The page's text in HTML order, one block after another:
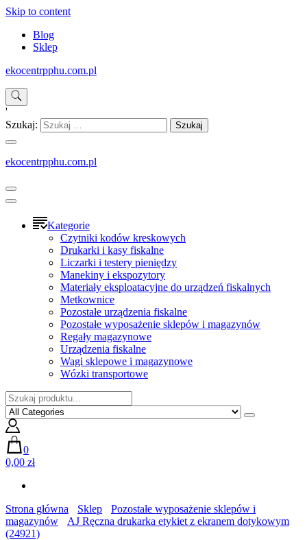
Skip to content
Blog
Sklep
ekocentrpphu.com.pl
'
Szukaj:
ekocentrpphu.com.pl
Kategorie
Czytniki kodów kreskowych
Drukarki i kasy fiskalne
Liczarki i testery pieniędzy
Manekiny i ekspozytory
Materiały eksploatacyjne do urządzeń fiskalnych
Metkownice
Pozostałe urządzenia fiskalne
Pozostałe wyposażenie sklepów i magazynów
Regały magazynowe
Urządzenia fiskalne
Wagi sklepowe i magazynowe
Wózki transportowe
0
0,00 zł
Strona główna Sklep
Pozostałe wyposażenie sklepów i
magazynów
AJ Ręczna drukarka etykiet z ekranem dotykowym
(24921)